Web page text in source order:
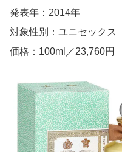
発表年：2014年
対象性別：ユニセックス
価格：100ml／23,760円